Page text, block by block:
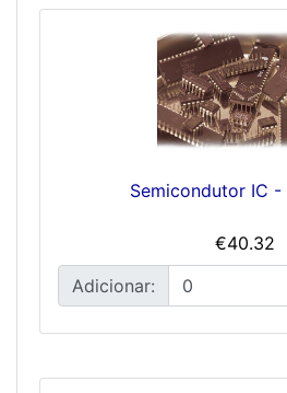
Semicondutor IC -
€40.32
Adicionar: